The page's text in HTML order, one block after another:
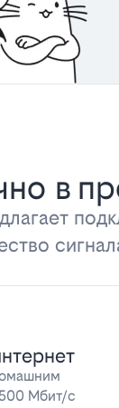
в
Мбит/с